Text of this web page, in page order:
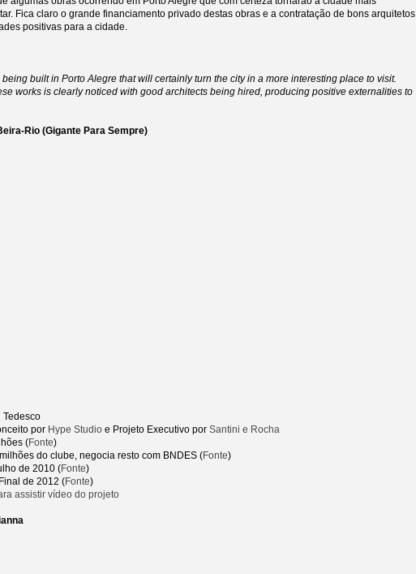
Fica claro o grande financiamento privado destas obras e a contratação de bons arquitetos,
positivas para a cidade.
built in Porto Alegre that will certainly turn the city in a more interesting place to visit.
works is clearly noticed with good architects being hired, producing positive externalities to
Rio (Gigante Para Sempre)
Tedesco
por Hype Studio e Projeto Executivo por Santini e Rocha
(Fonte)
do clube, negocia resto com BNDES (Fonte)
de 2010 (Fonte)
Final de 2012 (Fonte)
assistir vídeo do projeto